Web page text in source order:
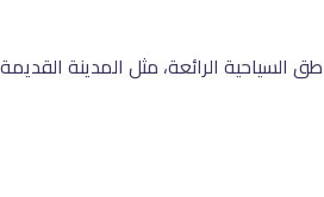
السياحية الرائعة، مثل المدينة